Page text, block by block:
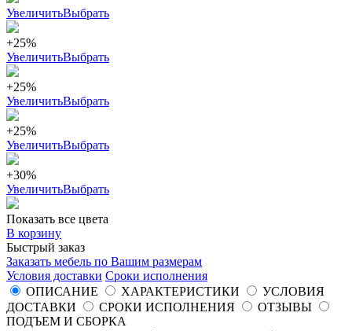
УвеличитьВыбрать
+25%
УвеличитьВыбрать
+25%
УвеличитьВыбрать
+25%
УвеличитьВыбрать
+30%
УвеличитьВыбрать
Показать все цвета
В корзину
Быстрый заказ
Заказать мебель по Вашим размерам
Условия доставки Сроки исполнения
ОПИСАНИЕ
ХАРАКТЕРИСТИКИ
УСЛОВИЯ
ДОСТАВКИ
СРОКИ ИСПОЛНЕНИЯ
ОТЗЫВЫ
ПОДЪЕМ И СБОРКА